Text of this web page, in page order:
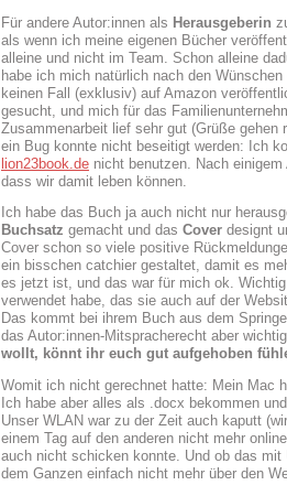
Für andere Autor:innen als Herausgeberin
als wenn ich meine eigenen Bücher
alleine und nicht im Team. Schon alleine
habe ich mich natürlich nach den
keinen Fall (exklusiv) auf Amazon
gesucht, und mich für das
Zusammenarbeit lief sehr gut (Grüße
ein Bug konnte nicht beseitigt werden: Ich
lion23book.de nicht benutzen. Nach einigem
dass wir damit leben können.
Ich habe das Buch ja auch nicht nur
Buchsatz gemacht und das Cover designt
Cover schon so viele positive
ein bisschen catchier gestaltet, damit es
es jetzt ist, und das war für mich ok.
verwendet habe, das sie auch auf der
Das kommt bei ihrem Buch aus dem
das Autor:innen-Mitspracherecht aber
wollt, könnt ihr euch gut aufgehoben
Womit ich nicht gerechnet hatte: Mein Mac
Ich habe aber alles als .docx bekommen
Unser WLAN war zu der Zeit auch kaputt
einem Tag auf den anderen nicht mehr
auch nicht schicken konnte. Und ob das
dem Ganzen einfach nicht mehr über den